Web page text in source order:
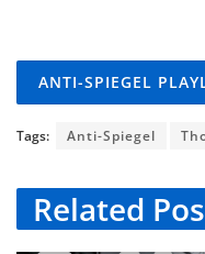
ANTI-SPIEGEL
Tags: Anti-Spiegel
Related